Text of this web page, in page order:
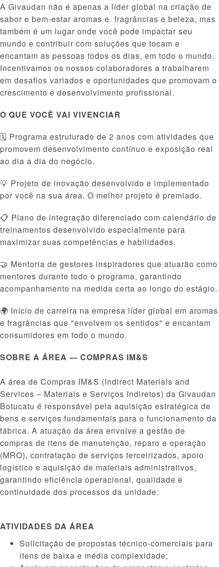
A Givaudan não é apenas a líder global na criação de
sabor e bem-estar aromas e fragrâncias e beleza, mas
também é um lugar onde você pode impactar seu
mundo e contribuir com soluções que tocam e
encantam as pessoas todos os dias, em todo o mundo.
Incentivamos os nossos colaboradores a trabalharem
em desafios variados e oportunidades que promovam o
crescimento e desenvolvimento profissional.
O QUE VOCÊ VAI VIVENCIAR
🗓 Programa estruturado de 2 anos com atividades que
promovem desenvolvimento contínuo e exposição real
ao dia a dia do negócio.
💡 Projeto de inovação desenvolvido e implementado
por você na sua área. O melhor projeto é premiado.
📋 Plano de integração diferenciado com calendário de
treinamentos desenvolvido especialmente para
maximizar suas competências e habilidades.
🤝 Mentoria de gestores inspiradores que atuarão como
mentores durante todo o programa, garantindo
acompanhamento na medida certa ao longo do estágio.
🌍 Início de carreira na empresa líder global em aromas
e fragrâncias que "envolvem os sentidos" e encantam
consumidores em todo o mundo.
SOBRE A ÁREA — COMPRAS IM&S
A área de Compras IM&S (Indirect Materials and
Services – Materiais e Serviços Indiretos) da Givaudan
Botucatu é responsável pela aquisição estratégica de
bens e serviços fundamentais para o funcionamento da
fábrica. A atuação da área envolve a gestão de
compras de itens de manutenção, reparo e operação
(MRO), contratação de serviços terceirizados, apoio
logístico e aquisição de materiais administrativos,
garantindo eficiência operacional, qualidade e
continuidade dos processos da unidade.
ATIVIDADES DA ÁREA
Solicitação de propostas técnico-comerciais para
itens de baixa e média complexidade;